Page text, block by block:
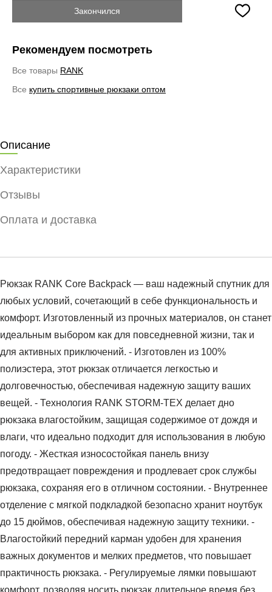
Закончился
Рекомендуем посмотреть
Все товары RANK
Все купить спортивные рюкзаки оптом
Описание
Характеристики
Отзывы
Оплата и доставка
Рюкзак RANK Core Backpack — ваш надежный спутник для
любых условий, сочетающий в себе функциональность и
комфорт. Изготовленный из прочных материалов, он станет
идеальным выбором как для повседневной жизни, так и
для активных приключений. - Изготовлен из 100%
полиэстера, этот рюкзак отличается легкостью и
долговечностью, обеспечивая надежную защиту ваших
вещей. - Технология RANK STORM-TEX делает дно
рюкзака влагостойким, защищая содержимое от дождя и
влаги, что идеально подходит для использования в любую
погоду. - Жесткая износостойкая панель внизу
предотвращает повреждения и продлевает срок службы
рюкзака, сохраняя его в отличном состоянии. - Внутреннее
отделение с мягкой подкладкой безопасно хранит ноутбук
до 15 дюймов, обеспечивая надежную защиту техники. -
Влагостойкий передний карман удобен для хранения
важных документов и мелких предметов, что повышает
практичность рюкзака. - Регулируемые лямки повышают